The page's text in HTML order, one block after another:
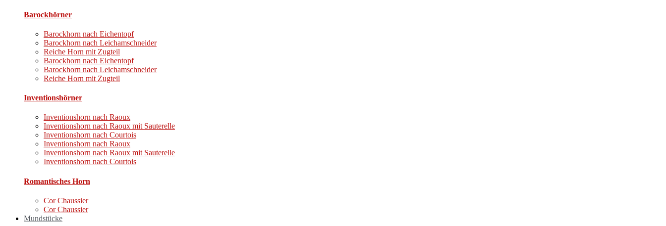
Barockhörner
Barockhorn nach Eichentopf
Barockhorn nach Leichamschneider
Reiche Horn mit Zugteil
Barockhorn nach Eichentopf
Barockhorn nach Leichamschneider
Reiche Horn mit Zugteil
Inventionshörner
Inventionshorn nach Raoux
Inventionshorn nach Raoux mit Sauterelle
Inventionshorn nach Courtois
Inventionshorn nach Raoux
Inventionshorn nach Raoux mit Sauterelle
Inventionshorn nach Courtois
Romantisches Horn
Cor Chaussier
Cor Chaussier
Mundstücke